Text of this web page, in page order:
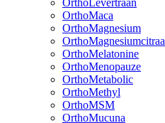
OrthoLevertraan
OrthoMaca
OrthoMagnesium
OrthoMagnesiumcitraa
OrthoMelatonine
OrthoMenopauze
OrthoMetabolic
OrthoMethyl
OrthoMSM
OrthoMucuna